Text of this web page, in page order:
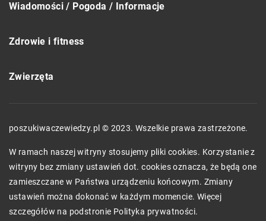
Wiadomości / Pogoda / Informacje
Zdrowie i fitness
Zwierzęta
poszukiwaczewiedzy.pl © 2023. Wszelkie prawa zastrzeżone.
W ramach naszej witryny stosujemy pliki cookies. Korzystanie z
witryny bez zmiany ustawień dot. cookies oznacza, że będą one
zamieszczane w Państwa urządzeniu końcowym. Zmiany
ustawień można dokonać w każdym momencie. Więcej
szczegółów na podstronie Polityka prywatności.